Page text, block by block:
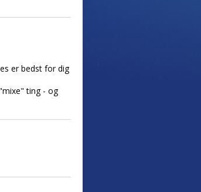
er bedst for dig
ting - og